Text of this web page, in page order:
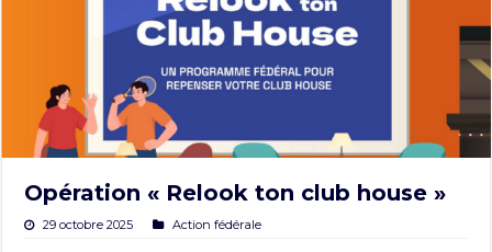
Opération « Relook ton club house »
29 octobre 2025 Action fédérale